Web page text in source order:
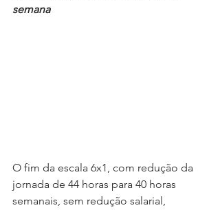
semana
O fim da escala 6x1, com redução da
jornada de 44 horas para 40 horas
semanais, sem redução salarial,